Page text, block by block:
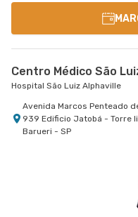
Centro Médico São
Hospital São Luiz Alphaville
Avenida Marcos Penteado
939 Edificio Jatobá - Torre
Barueri - SP